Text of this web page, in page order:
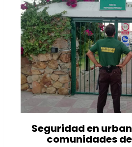
Seguridad en
comunidades